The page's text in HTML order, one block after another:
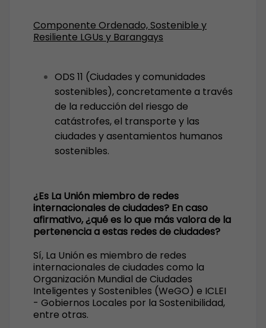
Componente Ordenado, Sostenible y
Resiliente LGUs y Barangays
ODS 11 (Ciudades y comunidades
sostenibles), concretamente a través
de la reducción del riesgo de
catástrofes, el transporte y las
ciudades y asentamientos humanos
sostenibles.
¿Es La Unión miembro de redes
internacionales de ciudades? En caso
afirmativo, ¿qué es lo que más valora de la
pertenencia a estas redes de ciudades?
Sí, La Unión es miembro de redes
internacionales de ciudades como la
Organización Mundial de Ciudades
Inteligentes y Sostenibles (WeGO) e ICLEI
- Gobiernos Locales por la Sostenibilidad,
entre otras.